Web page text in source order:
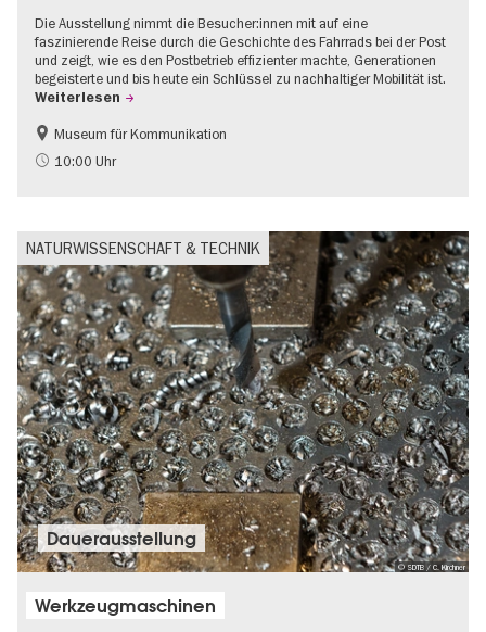
Die Ausstellung nimmt die Besucher:innen mit auf eine
faszinierende Reise durch die Geschichte des Fahrrads bei der Post
und zeigt, wie es den Postbetrieb effizienter machte, Generationen
begeisterte und bis heute ein Schlüssel zu nachhaltiger Mobilität ist.
Weiterlesen
Geschichte
Nachhaltigkeit
Museum für Kommunikation
10:00 Uhr
NATURWISSENSCHAFT & TECHNIK
© SDTB / C. Kirchner
Dauer­aus­stel­lung
Werkzeugmaschinen